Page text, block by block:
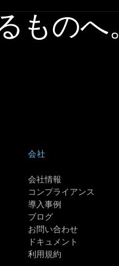
のへ。
会社
会社情報
コンプライアンス
導入事例
ブログ
お問い合わせ
ドキュメント
利用規約